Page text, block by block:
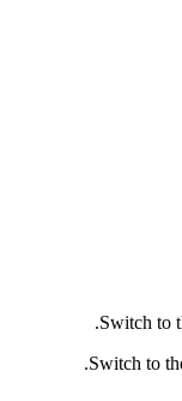
Switch to
Switch to